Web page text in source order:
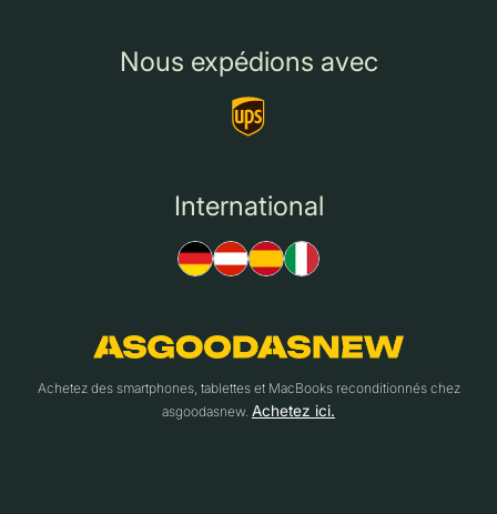
Nous expédions avec
International
Achetez des smartphones, tablettes et MacBooks reconditionnés chez
asgoodasnew. Achetez ici.